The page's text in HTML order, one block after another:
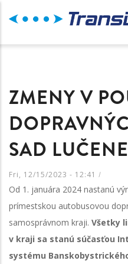
ZMENY V
SAD
Fri, 12/15/2023 - 12:41 /
Od 1. januára 2024 nastanú
prímestskou autobusovou
samosprávnom kraji. Všetky
v kraji sa stanú súčasťou
systému